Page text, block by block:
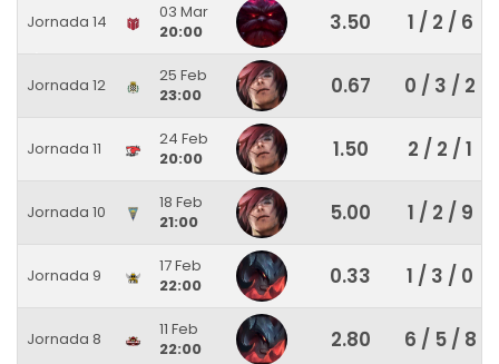
Jornada 14
03 Mar
20:00
3.50 1 / 2 / 6
Jornada 12
25 Feb
23:00
0.67 0 / 3 / 2
Jornada 11
24 Feb
20:00
1.50 2 / 2 / 1
Jornada 10
18 Feb
21:00
5.00 1 / 2 / 9
Jornada 9
17 Feb
22:00
0.33 1 / 3 / 0
Jornada 8
11 Feb
22:00
2.80 6 / 5 / 8